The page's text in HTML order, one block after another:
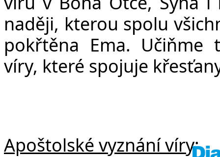
naději, kterou spolu
pokřtěna Ema. Učiňme
víry, které spojuje
Apoštolské vyznání víry: